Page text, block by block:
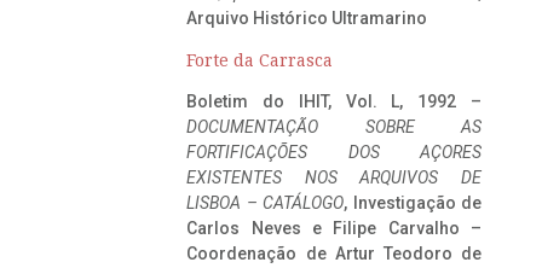
Arquivo Histórico Ultramarino
Forte da Carrasca
Boletim do IHIT, Vol. L, 1992 –
DOCUMENTAÇÃO SOBRE AS
FORTIFICAÇÕES DOS AÇORES
EXISTENTES NOS ARQUIVOS DE
LISBOA – CATÁLOGO, Investigação de
Carlos Neves e Filipe Carvalho –
Coordenação de Artur Teodoro de